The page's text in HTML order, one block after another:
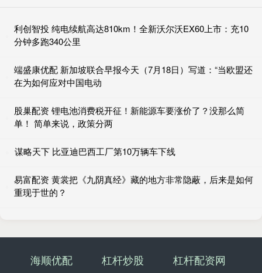
利创智投 纯电续航高达810km！全新沃尔沃EX60上市：充10
分钟多跑340公里
端盛康优配 新加坡联合早报今天（7月18日）写道：“当欧盟还
在为如何应对中国电动
股巢配资 锂电池消费税开征！新能源车要涨价了？没那么简
单！ 简单来说，政策分两
谋略天下 比亚迪巴西工厂第10万辆车下线
易富配资 黄裳把《九阴真经》藏的地方非常隐蔽，后来是如何
重现于世的？
海顺优配 杠杆炒股 杠杆配资网